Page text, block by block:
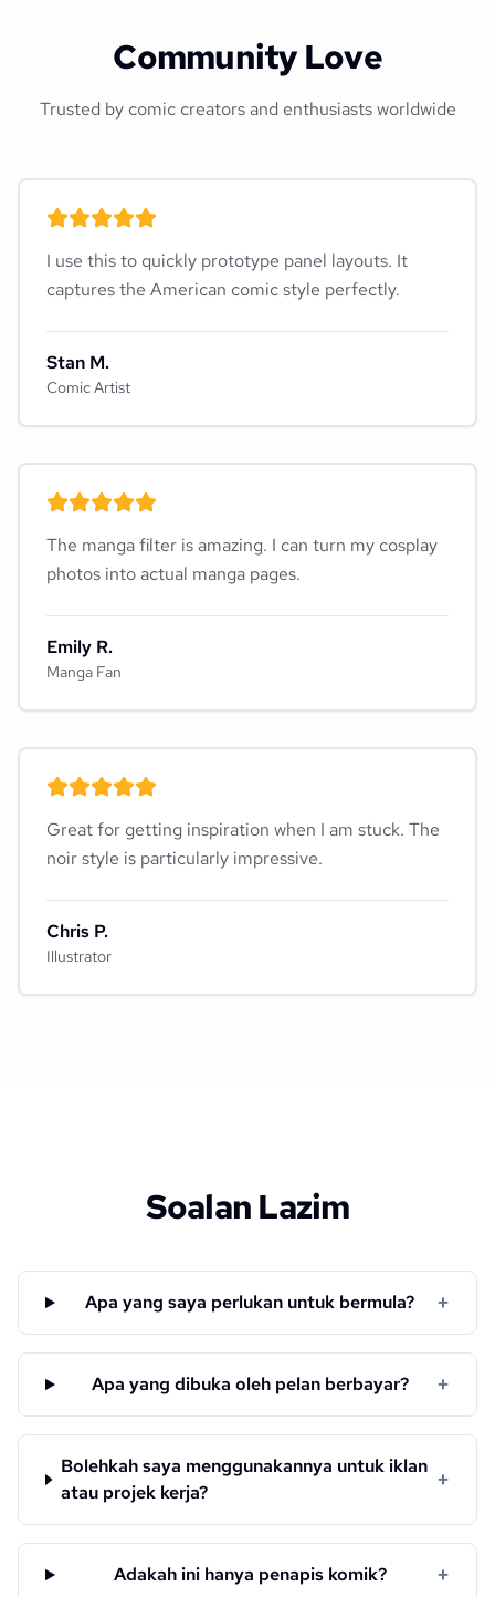
Community Love
Trusted by comic creators and enthusiasts worldwide
I use this to quickly prototype panel layouts. It
captures the American comic style perfectly.
Stan M.
Comic Artist
The manga filter is amazing. I can turn my cosplay
photos into actual manga pages.
Emily R.
Manga Fan
Great for getting inspiration when I am stuck. The
noir style is particularly impressive.
Chris P.
Illustrator
Soalan Lazim
Apa yang saya perlukan untuk bermula? +
Apa yang dibuka oleh pelan berbayar? +
Bolehkah saya menggunakannya untuk iklan
atau projek kerja?
+
Adakah ini hanya penapis komik? +